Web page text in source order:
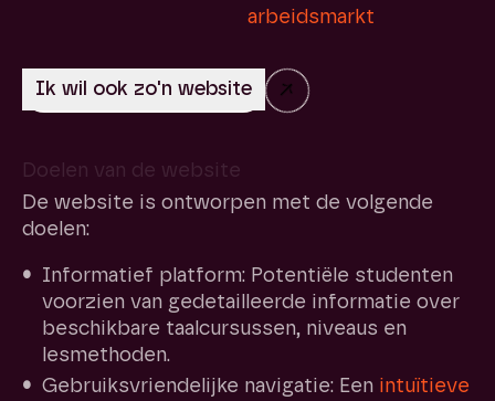
arbeidsmarkt
→
Doelen van de website
De website is ontworpen met de volgende
doelen:
Informatief platform: Potentiële studenten
voorzien van gedetailleerde informatie over
beschikbare taalcursussen, niveaus en
lesmethoden.
Gebruiksvriendelijke navigatie: Een intuïtieve